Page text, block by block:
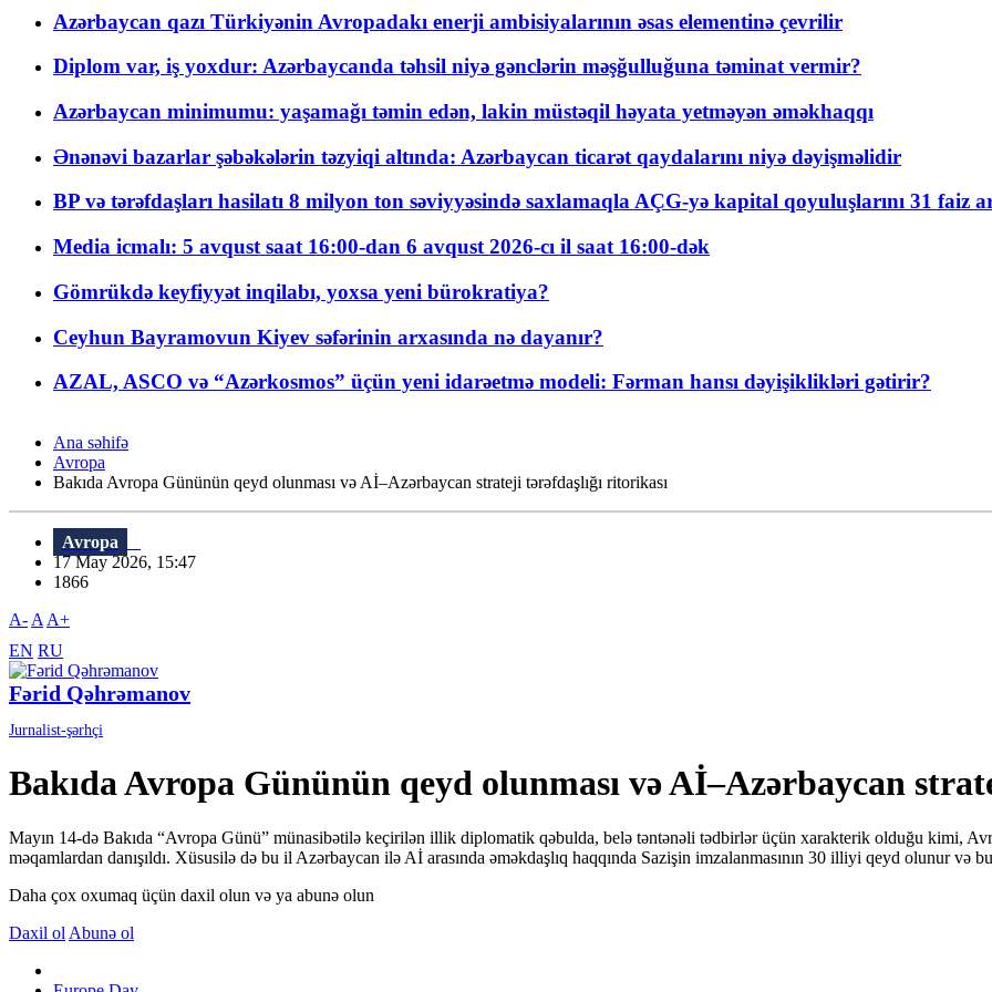
Azərbaycan qazı Türkiyənin Avropadakı enerji ambisiyalarının əsas elementinə çevrilir
Diplom var, iş yoxdur: Azərbaycanda təhsil niyə gənclərin məşğulluğuna təminat vermir?
Azərbaycan minimumu: yaşamağı təmin edən, lakin müstəqil həyata yetməyən əməkhaqqı
Ənənəvi bazarlar şəbəkələrin təzyiqi altında: Azərbaycan ticarət qaydalarını niyə dəyişməlidir
BP və tərəfdaşları hasilatı 8 milyon ton səviyyəsində saxlamaqla AÇG-yə kapital qoyuluşlarını 31 faiz
Media icmalı: 5 avqust saat 16:00-dan 6 avqust 2026-cı il saat 16:00-dək
Gömrükdə keyfiyyət inqilabı, yoxsa yeni bürokratiya?
Ceyhun Bayramovun Kiyev səfərinin arxasında nə dayanır?
AZAL, ASCO və “Azərkosmos” üçün yeni idarəetmə modeli: Fərman hansı dəyişiklikləri gətirir?
Ana səhifə
Avropa
Bakıda Avropa Gününün qeyd olunması və Aİ–Azərbaycan strateji tərəfdaşlığı ritorikası
Avropa
17 May 2026, 15:47
1866
A- A A+
EN RU
Fərid Qəhrəmanov
Jurnalist-şərhçi
Bakıda Avropa Gününün qeyd olunması və Aİ–Azərbaycan
Mayın 14-də Bakıda “Avropa Günü” münasibətilə keçirilən illik diplomatik qəbulda, belə təntənəli tədbirlər üçün xarakterik olduğu kimi,
məqamlardan danışıldı. Xüsusilə də bu il Azərbaycan ilə Aİ arasında əməkdaşlıq haqqında Sazişin imzalanmasının 30 illiyi qeyd olunur və bu
Daha çox oxumaq üçün daxil olun və ya abunə olun
Daxil ol Abunə ol